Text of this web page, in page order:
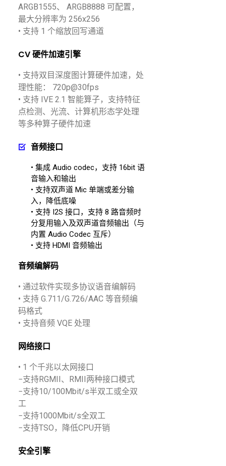
ARGB1555、 ARGB8888 可配置，
最大分辨率为 256x256
• 支持 1 个缩放回写通道
CV 硬件加速引擎
• 支持双目深度图计算硬件加速，处
理性能： 720p@30fps
• 支持 IVE 2.1 智能算子，支持特征
点检测、光流、计算机形态学处理
等多种算子硬件加速
音频接口
• 集成 Audio codec，支持 16bit 语
音输入和输出
• 支持双声道 Mic 单端或差分输
入，降低底噪
• 支持 I2S 接口，支持 8 路音频时
分复用输入及双声道音频输出（与
内置 Audio Codec 互斥）
• 支持 HDMI 音频输出
音频编解码
• 通过软件实现多协议语音编解码
• 支持 G.711/G.726/AAC 等音频编
码格式
• 支持音频 VQE 处理
网络接口
• 1 个千兆以太网接口
−支持RGMII、RMII两种接口模式
−支持10/100Mbit/s半双工或全双
工
−支持1000Mbit/s全双工
−支持TSO，降低CPU开销
安全引擎